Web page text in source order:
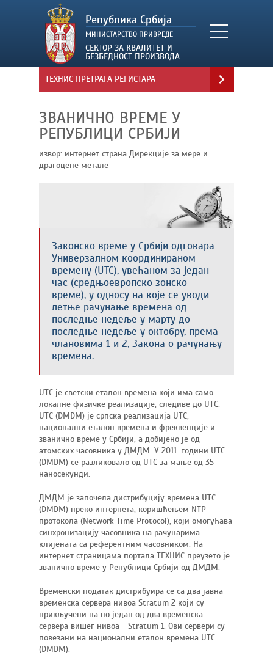
ТЕХНИС ПРЕТРАГА РЕГИСТАРА
ЗВАНИЧНО ВРЕМЕ У
РЕПУБЛИЦИ СРБИЈИ
извор: интернет страна Дирекције за мере и
драгоцене метале
Законско време у Србији одговара
Универзалном координираном
времену (UTC), увећаном за један
час (средњоевропско зонско
време), у односу на које се уводи
летње рачунање времена од
последње недеље у марту до
последње недеље у октобру, према
члановима 1 и 2, Закона о рачунању
времена.
UTC је светски еталон времена који има само
локалне физичке реализације, следиве до UTC.
UTC (DMDM) је српска реализација UTC,
национални еталон времена и фреквенције и
званично време у Србији, а добијено је од
атомских часовника у ДМДМ. У 2011. години UTC
(DMDM) се разликовало од UTC за мање од 35
наносекунди.
ДМДМ је започела дистрибуцију времена UTC
(DMDM) преко интернета, коришћењем NTP
протокола (Network Time Protocol), који омогућава
синхронизацију часовника на рачунарима
клијената са референтним часовником. На
интернет страницама портала ТЕХНИС преузето је
званично време у Републици Србији од ДМДМ.
Временски податак дистрибуира се са два јавна
временска сервера нивоа Stratum 2 који су
прикључени на по један од два временска
сервера вишег нивоа - Stratum 1. Ови сервери су
повезани на национални еталон времена UTC
(DMDM).